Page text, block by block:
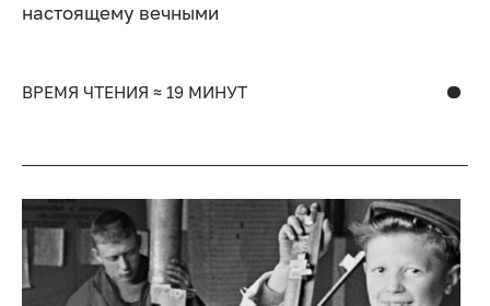
настоящему вечными
ВРЕМЯ ЧТЕНИЯ ≈ 19 МИНУТ